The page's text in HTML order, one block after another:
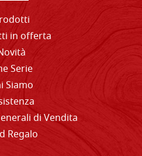
in offerta
Serie
Siamo
di Vendita
Regalo